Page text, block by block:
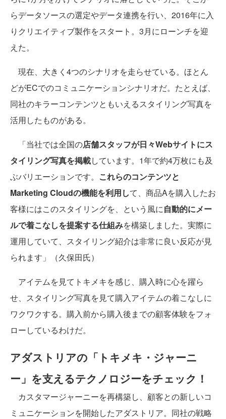
らデータソースの選定やデータ連携を行い、2016年に入
りクリエイティブ製作をスタート。3月にローンチを迎
えた。
現在、大きく4つのシナリオを走らせている。ほとん
どがECでのコミュニケーションシナリオだ。たとえば、
同社のキラーコンテンツともいえるスタイリング写真を
活用したものがある。
「当社では全国の店舗スタッフが日々Webサイトにス
タイリング写真を掲載しています。1年で約4万枚にも及
ぶバリエーションです。 これらのコンテンツと
Marketing Cloudの機能を利用して、商品Aを購入したお
客様にはこのスタイリングを、という風に自動的にメー
ルで着こなしを提案する仕組みを構築しました。実際に
運用していて、スタイリング紹介は非常に良い反応が見
られます」（久保田氏）
アイテムを見てトキメキを感じ、購入時に心を躍ら
せ、スタイリング写真を見て購入アイテムの着こなしに
ワクワクする。購入前から購入後までの顧客体験をフォ
ローしているわけだ。
アダストリアの「トキメキ・ジャーニ
ー」を支えるテクノロジーをチェック！
カスタマージャーニーを再構築し、顧客との新しいコ
ミュニケーションを開始したアダストリア。同社の戦略